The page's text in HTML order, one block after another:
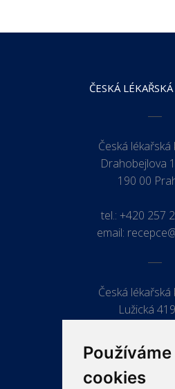
cookies
ČESKÁ
Česká
Drahobejlova
190 00
tel.: +420 257
email:
Česká
Lužická